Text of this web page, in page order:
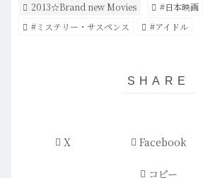
2013☆Brand new Movies
#日本映画
#ミステリー・サスペンス
#アイドル
X Facebook
コピー